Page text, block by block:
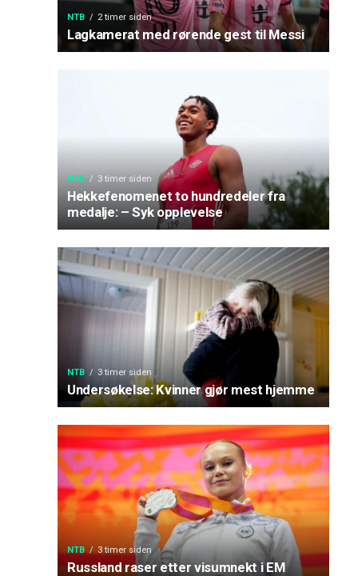
NTB 2 timer siden
Lagkamerat med rørende gest til Messi
NTB 3 timer siden
Hekkefenomenet to hundredeler fra
medalje: – Syk opplevelse
NTB 3 timer siden
Undersøkelse: Kvinner gjør mest hjemme
NTB 3 timer siden
Russland raser etter visumnekt i EM